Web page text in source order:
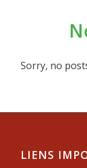
Sorry, no
LIENS